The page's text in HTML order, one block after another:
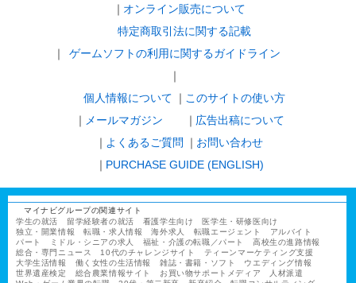
オンライン販売について
特定商取引法に関する記載
ゲームソフトの利用に関するガイドライン
｜
個人情報について
このサイトの使い方
メールマガジン
広告出稿について
よくあるご質問
お問い合わせ
PURCHASE GUIDE (ENGLISH)
マイナビグループの関連サイト
学生の就活
留学経験者の就活 看護学生向け
医学生・研修医向け
独立・開業情報
転職・求人情報 海外求人 転職エージェント
アルバイト
パート
ミドル・シニアの求人 福祉・介護の転職／パート
高校生の進路情報
総合・専門ニュース
10代のチャレンジサイト
ティーンマーケティング支援
大学生活情報
働く女性の生活情報 雑誌・書籍・ソフト
ウエディング情報
世界遺産検定
総合農業情報サイト お買い物サポートメディア
人材派遣